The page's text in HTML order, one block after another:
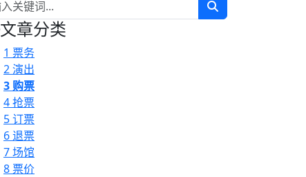
文章分类
1 票务
2演出
3 购票
4抢票
5订票
6退票
7场馆
8票价